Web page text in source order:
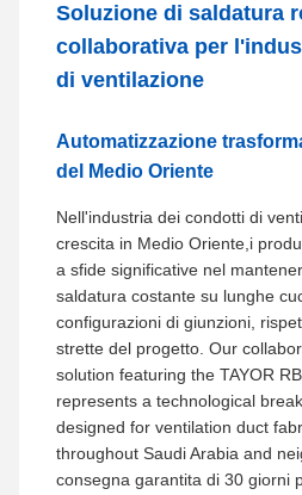
Soluzione di saldatura
collaborativa per
di ventilazione
Automatizzazione
del Medio Oriente
Nell'industria dei condotti di
crescita in Medio Oriente,i
a sfide significative nel
saldatura costante su lunghe
configurazioni di giunzioni,
strette del progetto. Our
solution featuring the TAYOR
represents a technological
designed for ventilation duct
throughout Saudi Arabia and
consegna garantita di 30 giorni